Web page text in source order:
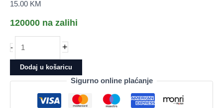
15.00 KM
120000 na zalihi
-
Pin
PWM
+
Dodaj u košaricu
Sigurno online plaćanje